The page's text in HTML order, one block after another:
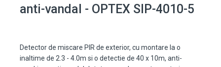
anti-vandal - OPTEX SIP-4010-5
Detector de miscare PIR de exterior, cu montare la o
inaltime de 2.3 - 4.0m si o detectie de 40 x 10m, anti-